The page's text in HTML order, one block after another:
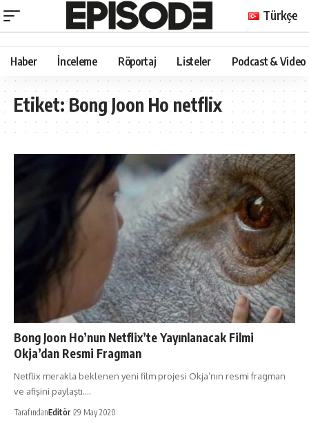
Türkçe
Haber İnceleme Röportaj Listeler Podcast & Video
Etiket:Bong Joon Ho netflix
Bong Joon Ho’nun Netflix’te Yayınlanacak Filmi
Okja’dan Resmi Fragman
Netflix merakla beklenen yeni film projesi Okja’nın resmi fragman
ve afişini paylaştı.…
TarafındanEditör 29 May 2020